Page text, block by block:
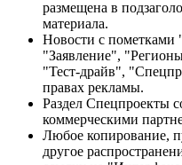
размещена в
материала.
Новости с
"Заявление",
"Тест-драйв",
правах рекламы.
Раздел Спецпроекты
коммерческими
Любое копирование,
другое